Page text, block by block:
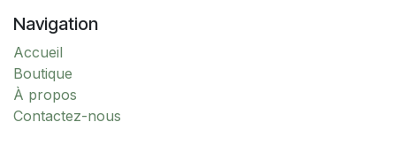
Navigation
Accueil
Boutique
À propos
Contactez-nous